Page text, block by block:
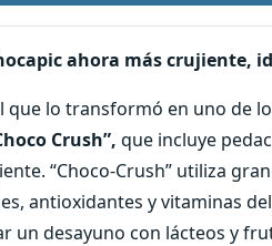
ahora más crujiente,
lo transformó en uno de
Crush”, que incluye
“Choco-Crush” utiliza
antioxidantes y vitaminas
un desayuno con lácteos y